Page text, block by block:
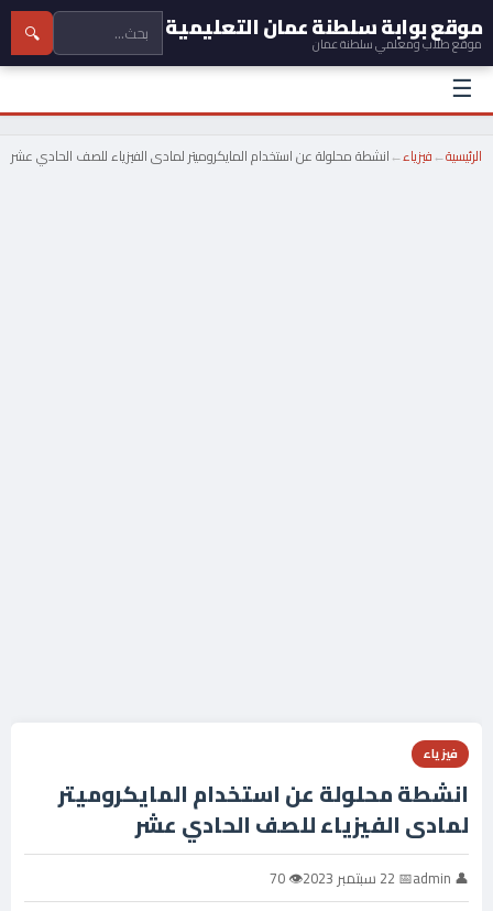
موقع بوابة سلطنة عمان التعليمية
موقع طلاب ومعلمي سلطنة عمان 🔍
☰
الرئيسية←فيزياء←انشطة محلولة عن استخدام المايكروميتر لمادى الفيزياء للصف الحادي عشر
فيزياء
انشطة محلولة عن استخدام المايكروميتر
لمادى الفيزياء للصف الحادي عشر
👤 admin 📅 22 سبتمبر 2023 👁 70